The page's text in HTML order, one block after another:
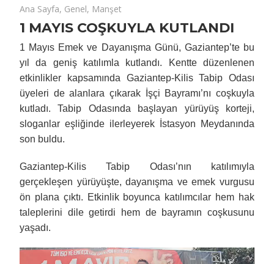
4 Mayıs 2026
1
MAYIS
KUTLANDI
için
yorumlar kapalı
Ana Sayfa, Genel, Manşet
1 MAYIS COŞKUYLA KUTLANDI
1 Mayıs Emek ve Dayanışma Günü, Gaziantep’te bu
yıl da geniş katılımla kutlandı. Kentte düzenlenen
etkinlikler kapsamında Gaziantep-Kilis Tabip Odası
üyeleri de alanlara çıkarak İşçi Bayramı’nı coşkuyla
kutladı. Tabip Odasında başlayan yürüyüş korteji,
sloganlar eşliğinde ilerleyerek İstasyon Meydanında
son buldu.
Gaziantep-Kilis Tabip Odası’nın katılımıyla
gerçekleşen yürüyüşte, dayanışma ve emek vurgusu
ön plana çıktı. Etkinlik boyunca katılımcılar hem hak
taleplerini dile getirdi hem de bayramın coşkusunu
yaşadı.